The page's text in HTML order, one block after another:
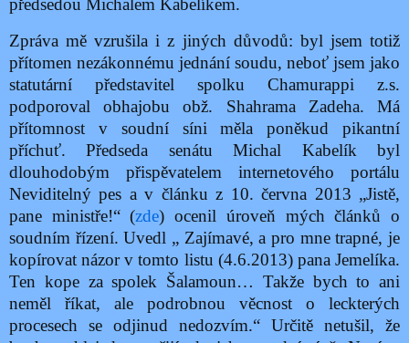
předsedou Michalem Kabelíkem.
Zpráva mě vzrušila i z jiných důvodů: byl jsem totiž
přítomen nezákonnému jednání soudu, neboť jsem jako
statutární představitel spolku Chamurappi z.s.
podporoval obhajobu obž. Shahrama Zadeha. Má
přítomnost v soudní síni měla poněkud pikantní
příchuť. Předseda senátu Michal Kabelík byl
dlouhodobým přispěvatelem internetového portálu
Neviditelný pes a v článku z 10. června 2013 „Jistě,
pane ministře!“ (zde) ocenil úroveň mých článků o
soudním řízení. Uvedl „ Zajímavé, a pro mne trapné, je
kopírovat názor v tomto listu (4.6.2013) pana Jemelíka.
Ten kope za spolek Šalamoun… Takže bych to ani
neměl říkat, ale podrobnou věcnost o leckterých
procesech se odjinud nedozvím.“ Určitě netušil, že